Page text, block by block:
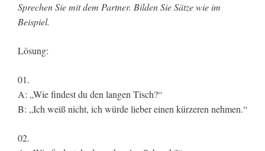
Sprechen Sie mit dem Partner. Bilden Sie Sätze wie im
Beispiel.
Lösung:
01.
A: „Wie findest du den langen Tisch?“
B: „Ich weiß nicht, ich würde lieber einen kürzeren nehmen.“
02.